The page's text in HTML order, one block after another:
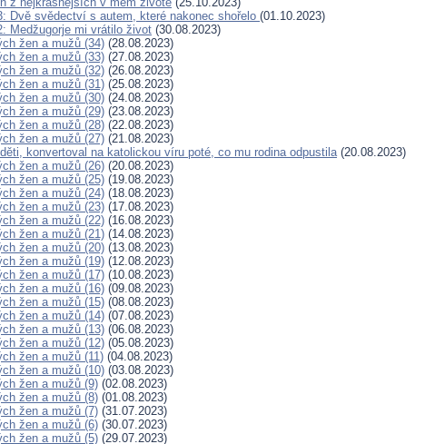
Dvě svědectví s autem, které nakonec shořelo (01.10.2023)
Medžugorje mi vrátilo život (30.08.2023)
žen a mužů (34) (28.08.2023)
žen a mužů (33) (27.08.2023)
žen a mužů (32) (26.08.2023)
žen a mužů (31) (25.08.2023)
žen a mužů (30) (24.08.2023)
žen a mužů (29) (23.08.2023)
žen a mužů (28) (22.08.2023)
žen a mužů (27) (21.08.2023)
konvertoval na katolickou víru poté, co mu rodina odpustila(20.08.2023)
žen a mužů (26) (20.08.2023)
žen a mužů (25) (19.08.2023)
žen a mužů (24) (18.08.2023)
žen a mužů (23) (17.08.2023)
žen a mužů (22) (16.08.2023)
žen a mužů (21) (14.08.2023)
žen a mužů (20) (13.08.2023)
žen a mužů (19) (12.08.2023)
žen a mužů (17) (10.08.2023)
žen a mužů (16) (09.08.2023)
žen a mužů (15) (08.08.2023)
žen a mužů (14) (07.08.2023)
žen a mužů (13) (06.08.2023)
žen a mužů (12) (05.08.2023)
žen a mužů (11) (04.08.2023)
žen a mužů (10) (03.08.2023)
žen a mužů (9) (02.08.2023)
žen a mužů (8) (01.08.2023)
žen a mužů (7) (31.07.2023)
žen a mužů (6) (30.07.2023)
žen a mužů (5) (29.07.2023)